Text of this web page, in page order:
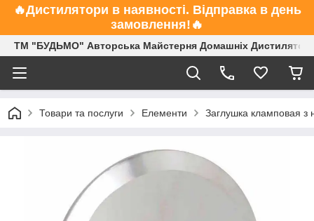
🔥Дистилятори в наявності. Відправка в день
замовлення!🔥
ТМ "БУДЬМО" Авторська Майстерня Домашніх
Товари та послуги Елементи Заглушка кламповая з